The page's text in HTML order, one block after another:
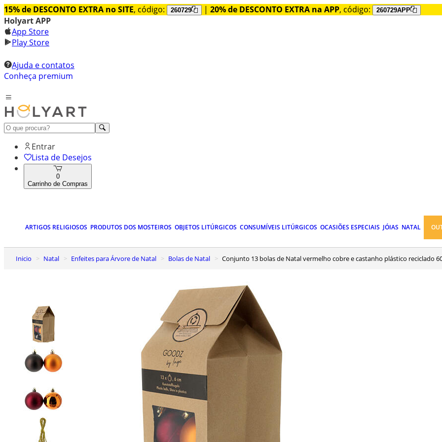
15% de DESCONTO EXTRA no SITE, código: 260729 | 20% de DESCONTO EXTRA na APP, código: 260729APP
Holyart APP
App Store
Play Store
Ajuda e contatos
Conheça premium
Entrar
Lista de Desejos
0
Carrinho de Compras
ARTIGOS RELIGIOSOS PRODUTOS DOS MOSTEIROS OBJETOS LITÚRGICOS CONSUMÍVEIS LITÚRGICOS OCASIÕES ESPECIAIS JÓIAS NATAL
Inicio Natal Enfeites para Árvore de Natal Bolas de Natal Conjunto 13 bolas de Natal vermelho cobre e castanho plástico reciclado